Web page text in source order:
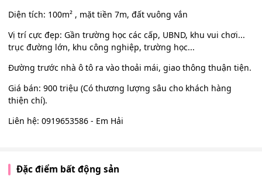
​Diện tích: 100m² , mặt tiền 7m, đất vuông vắn
​Vị trí cực đẹp: Gần trường học các cấp, UBND, khu vui chơi...
trục đường lớn, khu công nghiệp, trường học...
Đường trước nhà ô tô ra vào thoải mái, giao thông thuận tiện.
Giá bán: 900 triệu (Có thương lượng sâu cho khách hàng
thiện chí).
Liên hệ: 0919653586 - Em Hải
Đặc điểm bất động sản